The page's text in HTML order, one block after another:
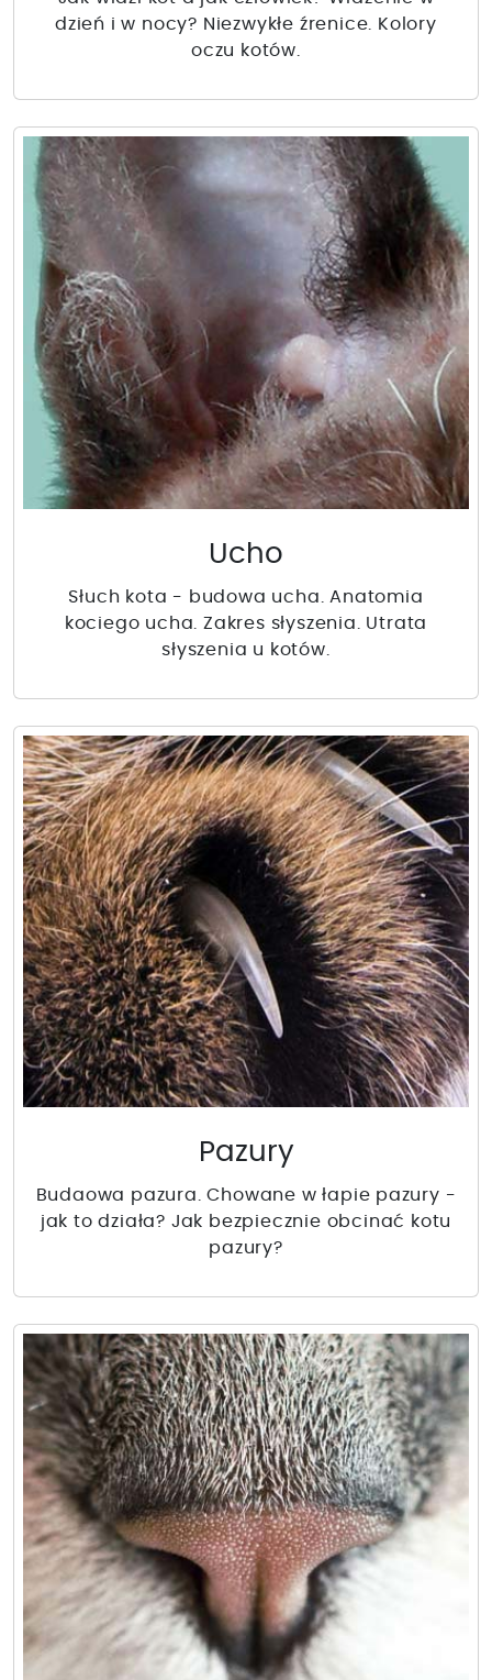
dzień i w nocy? Niezwykłe źrenice. Kolory
oczu kotów.
Ucho
Słuch kota - budowa ucha. Anatomia
kociego ucha. Zakres słyszenia. Utrata
słyszenia u kotów.
Pazury
Budaowa pazura. Chowane w łapie pazury -
jak to działa? Jak bezpiecznie obcinać kotu
pazury?